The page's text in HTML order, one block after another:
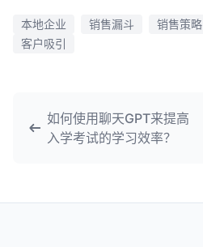
本地企业 销售漏斗 销售策略
客户吸引
如何使用聊天GPT来提高
入学考试的学习效率？